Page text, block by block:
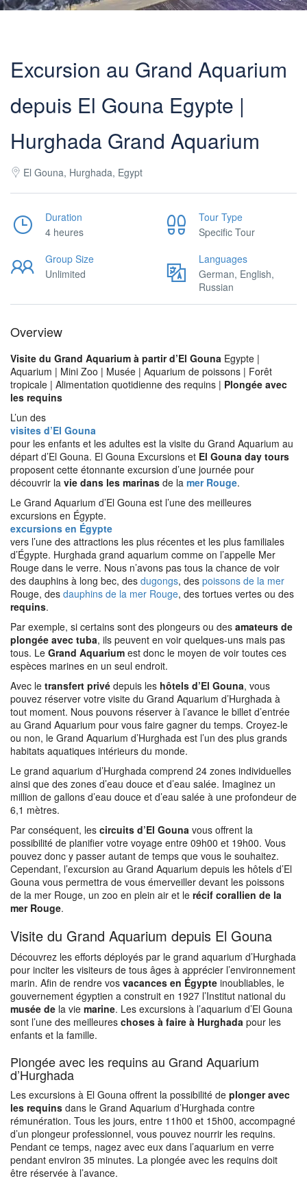
Excursion au Grand Aquarium
depuis El Gouna Egypte |
Hurghada Grand Aquarium
El Gouna, Hurghada, Egypt
Duration
4 heures
Tour Type
Specific Tour
Group Size
Unlimited
Languages
German, English,
Russian
Overview
Visite du Grand Aquarium à partir d’El Gouna Egypte |
Aquarium | Mini Zoo | Musée | Aquarium de poissons | Forêt
tropicale | Alimentation quotidienne des requins | Plongée avec
les requins
L’un des
visites d’El Gouna
pour les enfants et les adultes est la visite du Grand Aquarium au
départ d’El Gouna. El Gouna Excursions et El Gouna day tours
proposent cette étonnante excursion d’une journée pour
découvrir la vie dans les marinas de la mer Rouge.
Le Grand Aquarium d’El Gouna est l’une des meilleures
excursions en Égypte.
excursions en Égypte
vers l’une des attractions les plus récentes et les plus familiales
d’Égypte. Hurghada grand aquarium comme on l’appelle Mer
Rouge dans le verre. Nous n’avons pas tous la chance de voir
des dauphins à long bec, des dugongs, des poissons de la mer
Rouge, des dauphins de la mer Rouge, des tortues vertes ou des
requins.
Par exemple, si certains sont des plongeurs ou des amateurs de
plongée avec tuba, ils peuvent en voir quelques-uns mais pas
tous. Le Grand Aquarium est donc le moyen de voir toutes ces
espèces marines en un seul endroit.
Avec le transfert privé depuis les hôtels d’El Gouna, vous
pouvez réserver votre visite du Grand Aquarium d’Hurghada à
tout moment. Nous pouvons réserver à l’avance le billet d’entrée
au Grand Aquarium pour vous faire gagner du temps. Croyez-le
ou non, le Grand Aquarium d’Hurghada est l’un des plus grands
habitats aquatiques intérieurs du monde.
Le grand aquarium d’Hurghada comprend 24 zones individuelles
ainsi que des zones d’eau douce et d’eau salée. Imaginez un
million de gallons d’eau douce et d’eau salée à une profondeur de
6,1 mètres.
Par conséquent, les circuits d’El Gouna vous offrent la
possibilité de planifier votre voyage entre 09h00 et 19h00. Vous
pouvez donc y passer autant de temps que vous le souhaitez.
Cependant, l’excursion au Grand Aquarium depuis les hôtels d’El
Gouna vous permettra de vous émerveiller devant les poissons
de la mer Rouge, un zoo en plein air et le récif corallien de la
mer Rouge.
Visite du Grand Aquarium depuis El Gouna
Découvrez les efforts déployés par le grand aquarium d’Hurghada
pour inciter les visiteurs de tous âges à apprécier l’environnement
marin. Afin de rendre vos vacances en Égypte inoubliables, le
gouvernement égyptien a construit en 1927 l’Institut national du
musée de la vie marine. Les excursions à l’aquarium d’El Gouna
sont l’une des meilleures choses à faire à Hurghada pour les
enfants et la famille.
Plongée avec les requins au Grand Aquarium
d’Hurghada
Les excursions à El Gouna offrent la possibilité de plonger avec
les requins dans le Grand Aquarium d’Hurghada contre
rémunération. Tous les jours, entre 11h00 et 15h00, accompagné
d’un plongeur professionnel, vous pouvez nourrir les requins.
Pendant ce temps, nagez avec eux dans l’aquarium en verre
pendant environ 35 minutes. La plongée avec les requins doit
être réservée à l’avance.